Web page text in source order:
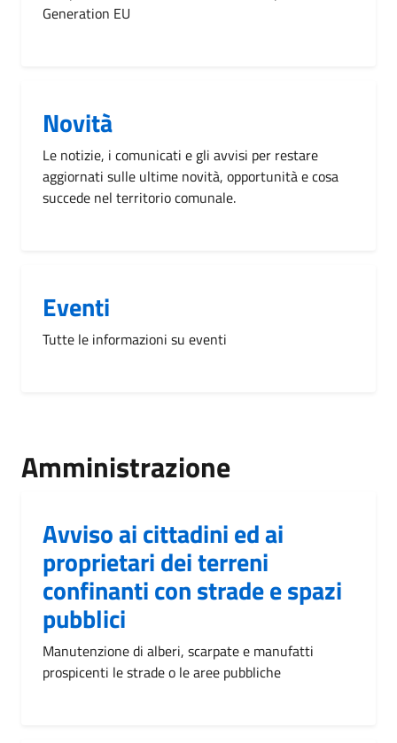
Generation EU
Novità
Le notizie, i comunicati e gli avvisi per restare
aggiornati sulle ultime novità, opportunità e cosa
succede nel territorio comunale.
Eventi
Tutte le informazioni su eventi
Amministrazione
Avviso ai cittadini ed ai
proprietari dei terreni
confinanti con strade e spazi
pubblici
Manutenzione di alberi, scarpate e manufatti
prospicenti le strade o le aree pubbliche